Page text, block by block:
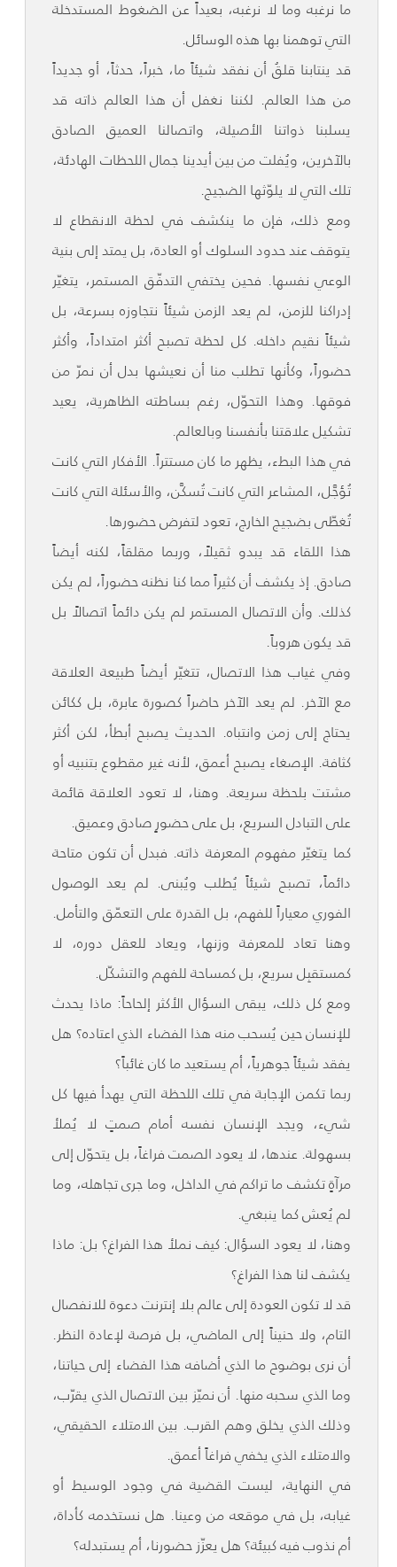
ما نرغبه وما لا نرغبه، بعيداً عن الضغوط المستدخلة
التي توهمنا بها هذه الوسائل.
قد ينتابنا قلقُ أن نفقد شيئاً ما، خبراً، حدثاً، أو جديداً
من هذا العالم. لكننا نغفل أن هذا العالم ذاته قد
يسلبنا ذواتنا الأصيلة، واتصالنا العميق الصادق
بالآخرين، ويُفلت من بين أيدينا جمال اللحظات الهادئة،
تلك التي لا يلوّثها الضجيج.
ومع ذلك، فإن ما ينكشف في لحظة الانقطاع لا
يتوقف عند حدود السلوك أو العادة، بل يمتد إلى بنية
الوعي نفسها. فحين يختفي التدفّق المستمر، يتغيّر
إدراكنا للزمن، لم يعد الزمن شيئاً نتجاوزه بسرعة، بل
شيئاً نقيم داخله. كل لحظة تصبح أكثر امتداداً، وأكثر
حضوراً، وكأنها تطلب منا أن نعيشها بدل أن نمرّ من
فوقها. وهذا التحوّل، رغم بساطته الظاهرية، يعيد
تشكيل علاقتنا بأنفسنا وبالعالم.
في هذا البطء، يظهر ما كان مستتراً. الأفكار التي كانت
تُؤجَّل، المشاعر التي كانت تُسكَّن، والأسئلة التي كانت
تُغطّى بضجيج الخارج، تعود لتفرض حضورها.
هذا اللقاء قد يبدو ثقيلاً، وربما مقلقاً، لكنه أيضاً
صادق. إذ يكشف أن كثيراً مما كنا نظنه حضوراً، لم يكن
كذلك. وأن الاتصال المستمر لم يكن دائماً اتصالاً بل
قد يكون هروباً.
وفي غياب هذا الاتصال، تتغيّر أيضاً طبيعة العلاقة
مع الآخر. لم يعد الآخر حاضراً كصورة عابرة، بل ككائن
يحتاج إلى زمن وانتباه. الحديث يصبح أبطأ، لكن أكثر
كثافة. الإصغاء يصبح أعمق، لأنه غير مقطوع بتنبيه أو
مشتت بلحظة سريعة. وهنا، لا تعود العلاقة قائمة
على التبادل السريع، بل على حضورٍ صادق وعميق.
كما يتغيّر مفهوم المعرفة ذاته. فبدل أن تكون متاحة
دائماً، تصبح شيئاً يُطلب ويُبنى. لم يعد الوصول
الفوري معياراً للفهم، بل القدرة على التعمّق والتأمل.
وهنا تعاد للمعرفة وزنها، ويعاد للعقل دوره، لا
كمستقبِل سريع، بل كمساحة للفهم والتشكّل.
ومع كل ذلك، يبقى السؤال الأكثر إلحاحاً: ماذا يحدث
للإنسان حين يُسحب منه هذا الفضاء الذي اعتاده؟ هل
يفقد شيئاً جوهرياً، أم يستعيد ما كان غائباً؟
ربما تكمن الإجابة في تلك اللحظة التي يهدأ فيها كل
شيء، ويجد الإنسان نفسه أمام صمتٍ لا يُملأ
بسهولة. عندها، لا يعود الصمت فراغاً، بل يتحوّل إلى
مرآةٍ تكشف ما تراكم في الداخل، وما جرى تجاهله، وما
لم يُعش كما ينبغي.
وهنا، لا يعود السؤال: كيف نملأ هذا الفراغ؟ بل: ماذا
يكشف لنا هذا الفراغ؟
قد لا تكون العودة إلى عالم بلا إنترنت دعوة للانفصال
التام، ولا حنيناً إلى الماضي، بل فرصة لإعادة النظر.
أن نرى بوضوح ما الذي أضافه هذا الفضاء إلى حياتنا،
وما الذي سحبه منها. أن نميّز بين الاتصال الذي يقرّب،
وذلك الذي يخلق وهم القرب. بين الامتلاء الحقيقي،
والامتلاء الذي يخفي فراغاً أعمق.
في النهاية، ليست القضية في وجود الوسيط أو
غيابه، بل في موقعه من وعينا. هل نستخدمه كأداة،
أم نذوب فيه كبيئة؟ هل يعزّز حضورنا، أم يستبدله؟